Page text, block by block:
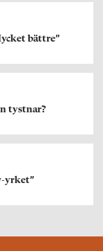
bättre”
tystnar?
yrket”